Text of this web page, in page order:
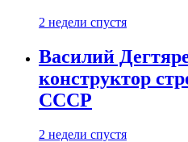
2 недели спустя
Василий
конструктор
СССР
2 недели спустя